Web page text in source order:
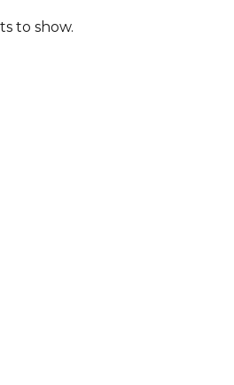
to show.